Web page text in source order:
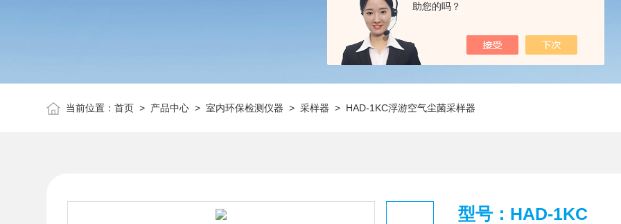
助您的吗？
当前位置：首页 > 产品中心 >室内环保检测仪器 >采样器 > HAD-1KC浮游空气尘菌采样器
型号：HAD-1KC